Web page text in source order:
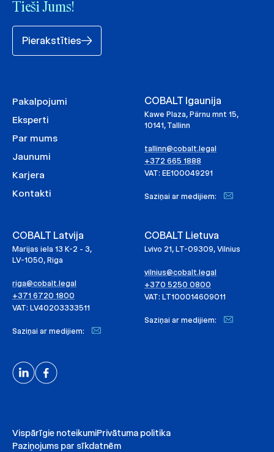
Tieši Jums!
Pierakstīties
Pakalpojumi
Eksperti
Par mums
Jaunumi
Karjera
Kontakti
COBALT Igaunija
Kawe Plaza, Pärnu mnt 15,
10141, Tallinn
tallinn@cobalt.legal
+372 665 1888
VAT: EE100049291
Saziņai ar medijiem:
COBALT Latvija
Marijas iela 13 K-2 - 3,
LV-1050, Riga
riga@cobalt.legal
+371 6720 1800
VAT: LV40203333511
Saziņai ar medijiem:
COBALT Lietuva
Lvivo 21, LT-09309, Vilnius
vilnius@cobalt.legal
+370 5250 0800
VAT: LT100014609011
Saziņai ar medijiem:
Vispārīgie noteikumiPrivātuma politika
Paziņojums par sīkdatnēm